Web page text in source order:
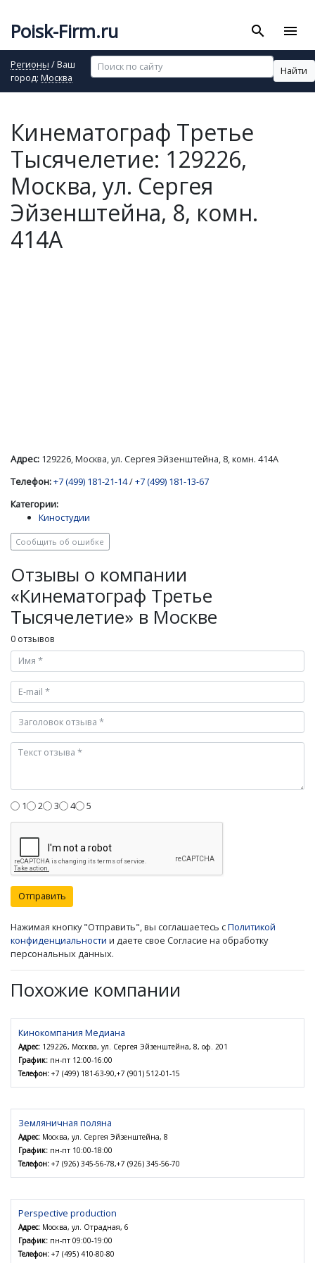
Poisk-Firm.ru search menu
Регионы / Ваш
город: Москва
Найти
Кинематограф Третье
Тысячелетие: 129226,
Москва, ул. Сергея
Эйзенштейна, 8, комн.
414А
Адрес: 129226, Москва, ул. Сергея Эйзенштейна, 8, комн. 414А
Телефон:+7 (499) 181-21-14/+7 (499) 181-13-67
Категории:
Киностудии
Сообщить об ошибке
Отзывы о компании
«Кинематограф Третье
Тысячелетие» в Москве
0 отзывов
1 2 3 4 5
Отправить
Нажимая кнопку "Отправить", вы соглашаетесь сПолитикой
конфиденциальности и даете свое Согласие на обработку
персональных данных.
Похожие компании
Кинокомпания Медиана
Адрес: 129226, Москва, ул. Сергея Эйзенштейна, 8, оф. 201
График: пн-пт 12:00-16:00
Телефон: +7 (499) 181-63-90,+7 (901) 512-01-15
Земляничная поляна
Адрес: Москва, ул. Сергея Эйзенштейна, 8
График: пн-пт 10:00-18:00
Телефон: +7 (926) 345-56-78,+7 (926) 345-56-70
Perspective production
Адрес: Москва, ул. Отрадная, 6
График: пн-пт 09:00-19:00
Телефон: +7 (495) 410-80-80